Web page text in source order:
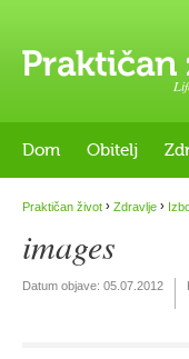
Dom Obitelj
Praktičan život › Zdravlje ›
images
Datum objave: 05.07.2012